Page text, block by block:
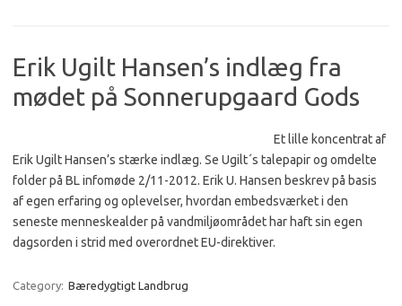
Erik Ugilt Hansen’s indlæg fra
mødet på Sonnerupgaard Gods
Et lille koncentrat af
Erik Ugilt Hansen’s stærke indlæg. Se Ugilt´s talepapir og omdelte
folder på BL infomøde 2/11-2012. Erik U. Hansen beskrev på basis
af egen erfaring og oplevelser, hvordan embedsværket i den
seneste menneskealder på vandmiljøområdet har haft sin egen
dagsorden i strid med overordnet EU-direktiver.
Category: Bæredygtigt Landbrug